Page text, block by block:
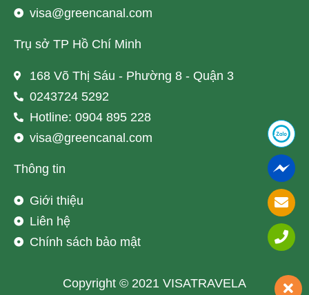
visa@greencanal.com
Trụ sở TP Hồ Chí Minh
168 Võ Thị Sáu - Phường 8 - Quận 3
0243724 5292
Hotline: 0904 895 228
visa@greencanal.com
Thông tin
Giới thiệu
Liên hệ
Chính sách bảo mật
Copyright © 2021 VISATRAVELA